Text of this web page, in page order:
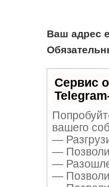
Ваш адрес
Сервис
вашего
—
—
—
—